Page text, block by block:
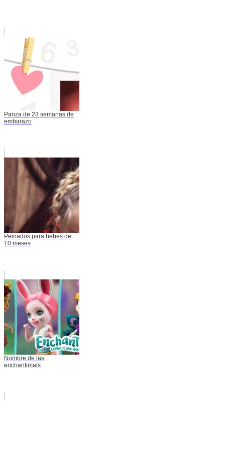
Panza de 23 semanas de
embarazo
Peinados para bebes de
10 meses
Nombre de las
enchantimals